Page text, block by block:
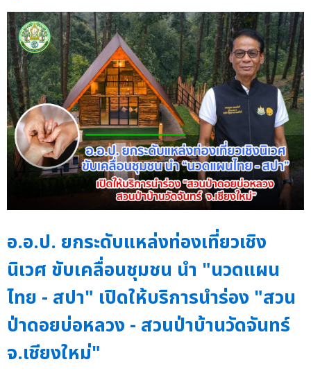
อ.อ.ป. ยกระดับแหล่งท่องเที่ยวเชิง
นิเวศ ขับเคลื่อนชุมชน นำ "นวดแผน
ไทย - สปา" เปิดให้บริการนำร่อง "สวน
ป่าดอยบ่อหลวง - สวนป่าบ้านวัดจันทร์
จ.เชียงใหม่"